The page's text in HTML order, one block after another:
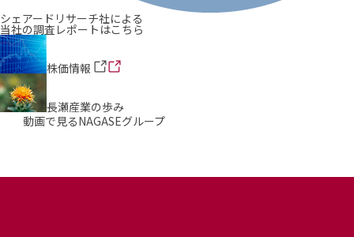
シェアードリサーチ社による
当社の調査レポートはこちら
株価情報
長瀬産業の歩み
動画で見るNAGASEグループ